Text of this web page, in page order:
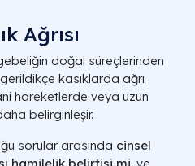
Ağrısı
doğal süreçlerinden
kasıklarda ağrı
hareketlerde veya uzun
belirginleşir.
sorular arasında cinsel